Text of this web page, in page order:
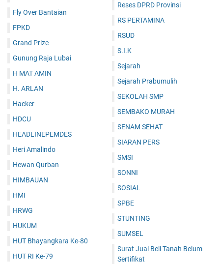
Fly Over Bantaian
FPKD
Grand Prize
Gunung Raja Lubai
H MAT AMIN
H. ARLAN
Hacker
HDCU
HEADLINEPEMDES
Heri Amalindo
Hewan Qurban
HIMBAUAN
HMI
HRWG
HUKUM
HUT Bhayangkara Ke-80
HUT RI Ke-79
Reses DPRD Provinsi
RS PERTAMINA
RSUD
S.I.K
Sejarah
Sejarah Prabumulih
SEKOLAH SMP
SEMBAKO MURAH
SENAM SEHAT
SIARAN PERS
SMSI
SONNI
SOSIAL
SPBE
STUNTING
SUMSEL
Surat Jual Beli Tanah Belum
Sertifikat